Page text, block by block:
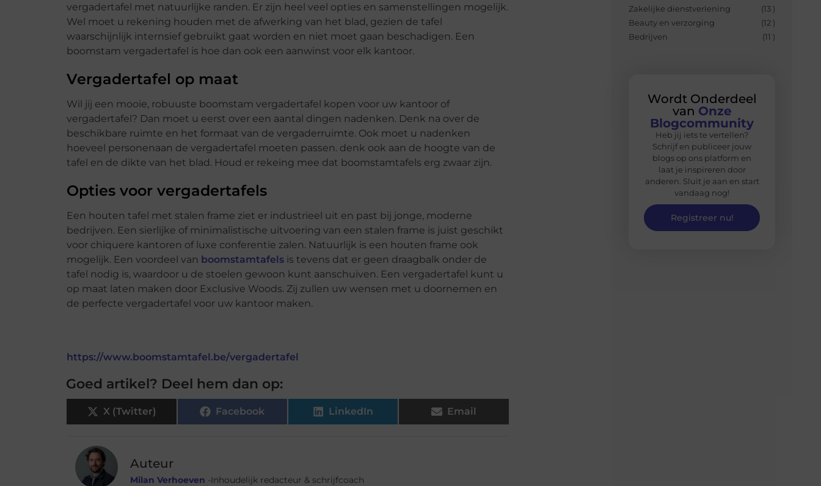
Zakelijke dienstverlening
(13 )
Beauty en verzorging
(12 )
Bedrijven
(11 )
Wordt Onderdeel
van Onze
Blogcommunity
Heb jij iets te vertellen?
Schrijf en publiceer jouw
blogs op ons platform en
laat je inspireren door
anderen. Sluit je aan en start
vandaag nog!
Registreer nu!
vergadertafel met natuurlijke randen. Er zijn heel veel opties en samenstellingen mogelijk.
Wel moet u rekening houden met de afwerking van het blad, gezien de tafel
waarschijnlijk internsief gebruikt gaat worden en niet moet gaan beschadigen. Een
boomstam vergadertafel is hoe dan ook een aanwinst voor elk kantoor.
Vergadertafel op maat
Wil jij een mooie, robuuste boomstam vergadertafel kopen voor uw kantoor of
vergadertafel? Dan moet u eerst over een aantal dingen nadenken. Denk na over de
beschikbare ruimte en het formaat van de vergaderruimte. Ook moet u nadenken
hoeveel personenaan de vergadertafel moeten passen. denk ook aan de hoogte van de
tafel en de dikte van het blad. Houd er rekeing mee dat boomstamtafels erg zwaar zijn.
Opties voor vergadertafels
Een houten tafel met stalen frame ziet er industrieel uit en past bij jonge, moderne
bedrijven. Een sierlijke of minimalistische uitvoering van een stalen frame is juist geschikt
voor chiquere kantoren of luxe conferentie zalen. Natuurlijk is een houten frame ook
mogelijk. Een voordeel van boomstamtafels is tevens dat er geen draagbalk onder de
tafel nodig is, waardoor u de stoelen gewoon kunt aanschuiven. Een vergadertafel kunt u
op maat laten maken door Exclusive Woods. Zij zullen uw wensen met u doornemen en
de perfecte vergadertafel voor uw kantoor maken.
https://www.boomstamtafel.be/vergadertafel
Goed artikel? Deel hem dan op:
X (Twitter) Facebook LinkedIn Email
Auteur
Milan Verhoeven -Inhoudelijk redacteur & schrijfcoach